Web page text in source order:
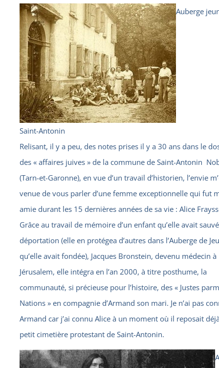
Auberge
Saint-Antonin
Relisant, il y a peu, des notes prises il y a 30 ans dans le
des « affaires juives » de la commune de Saint-Antonin
(Tarn-et-Garonne), en vue d’un travail d’historien, l’envie
venue de vous parler d’une femme exceptionnelle qui fut
amie durant les 15 dernières années de sa vie : Alice
Grâce au travail de mémoire d’un enfant qu’elle avait
déportation (elle en protégea d’autres dans l’Auberge de
qu’elle avait fondée), Jacques Bronstein, devenu médecin à
Jérusalem, elle intégra en l’an 2000, à titre posthume, la
communauté, si précieuse pour l’histoire, des « Justes
Nations » en compagnie d’Armand son mari. Je n’ai pas
Armand car j’ai connu Alice à un moment où il reposait
petit cimetière protestant de Saint-Antonin.